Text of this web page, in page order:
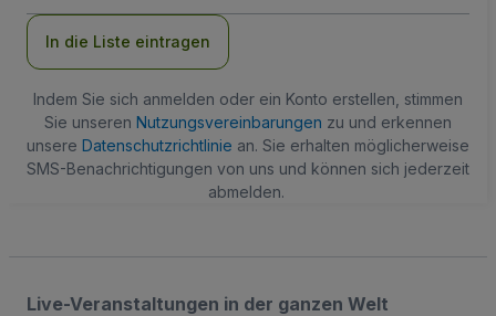
In die Liste eintragen
Indem Sie sich anmelden oder ein Konto erstellen, stimmen
Sie unseren Nutzungsvereinbarungen zu und erkennen
unsere Datenschutzrichtlinie an. Sie erhalten möglicherweise
SMS-Benachrichtigungen von uns und können sich jederzeit
abmelden.
Live-Veranstaltungen in der ganzen Welt